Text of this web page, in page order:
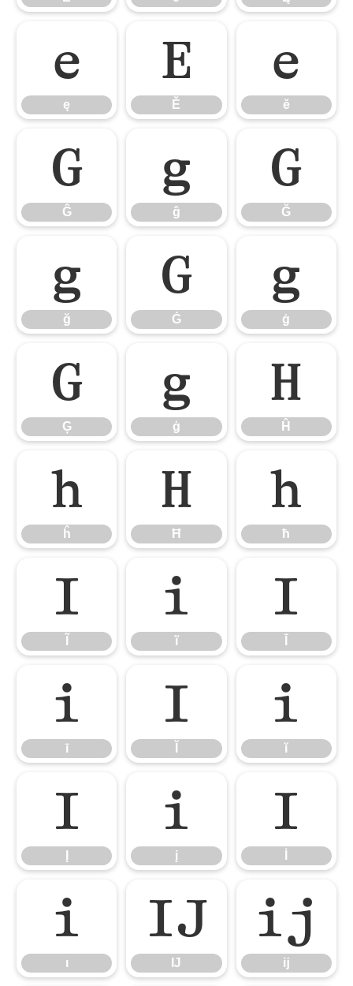
ę
ę
Ě
Ě
ě
ě
Ĝ
Ĝ
ĝ
ĝ
Ğ
Ğ
ğ
ğ
Ġ
Ġ
ġ
ġ
Ģ
Ģ
ģ
ģ
Ĥ
Ĥ
ĥ
ĥ
Ħ
Ħ
ħ
ħ
Ĩ ĩ
ĩ
Ī
ī
ī
Ĭ ĭ
ĭ
Į į
į
İ
ı
ı
Ĳ
Ĳ
ĳ
ĳ